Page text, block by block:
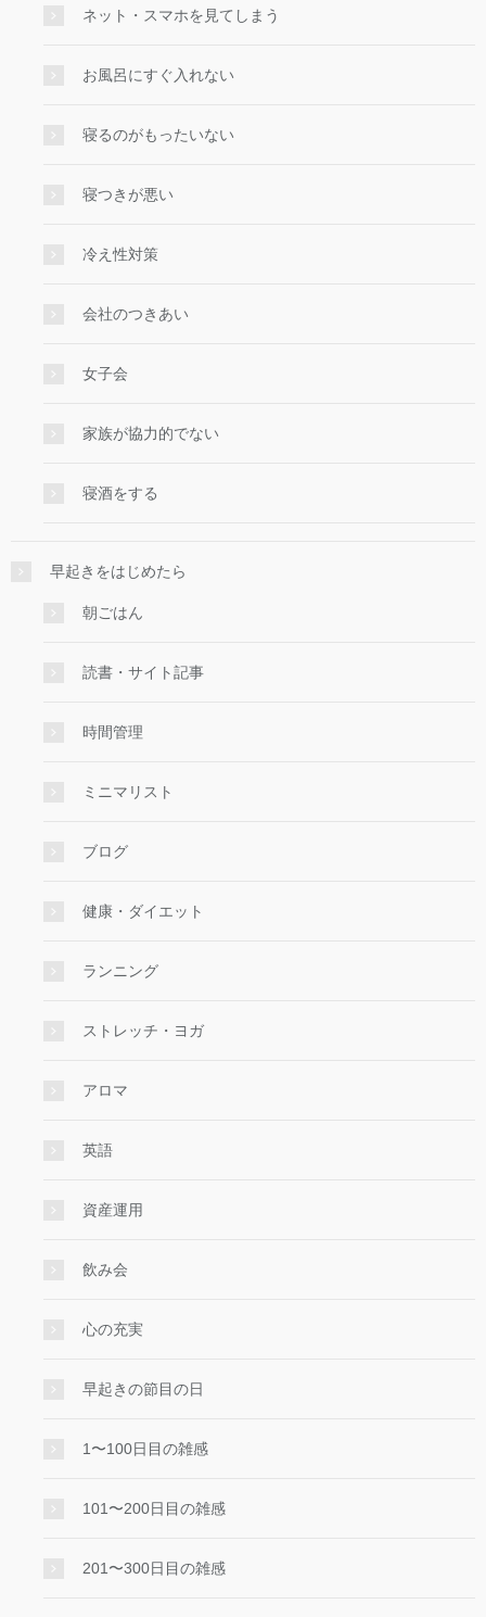
ネット・スマホを見てしまう
お風呂にすぐ入れない
寝るのがもったいない
寝つきが悪い
冷え性対策
会社のつきあい
女子会
家族が協力的でない
寝酒をする
早起きをはじめたら
朝ごはん
読書・サイト記事
時間管理
ミニマリスト
ブログ
健康・ダイエット
ランニング
ストレッチ・ヨガ
アロマ
英語
資産運用
飲み会
心の充実
早起きの節目の日
1〜100日目の雑感
101〜200日目の雑感
201〜300日目の雑感